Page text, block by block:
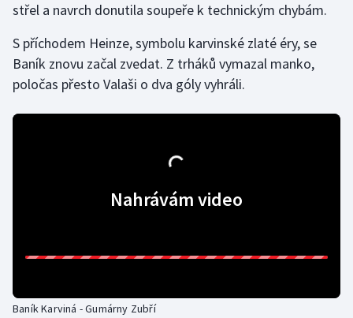
Lezení
Parasport
střel a navrch donutila soupeře k technickým chybám.
S příchodem Heinze, symbolu karvinské zlaté éry, se
Baník znovu začal zvedat. Z trháků vymazal manko,
poločas přesto Valaši o dva góly vyhráli.
Nahrávám video
Baník Karviná - Gumárny Zubří